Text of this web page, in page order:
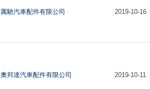
厲馳汽車配件有限公司 2019-10-16
奧邦達汽車配件有限公司 2019-10-11